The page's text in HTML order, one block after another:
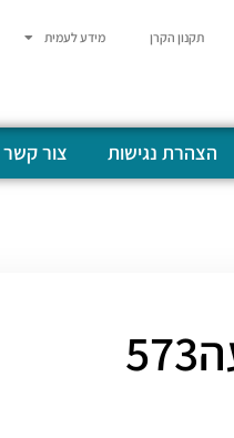
תקנון הקרן מידע לעמית
הצהרת נגישות צור קשר